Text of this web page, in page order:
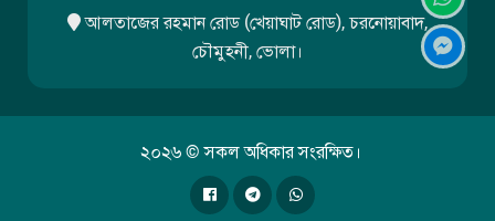
আলতাজের রহমান রোড (খেয়াঘাট রোড), চরনোয়াবাদ,
চৌমুহনী, ভোলা।
২০২৬ © সকল অধিকার সংরক্ষিত।